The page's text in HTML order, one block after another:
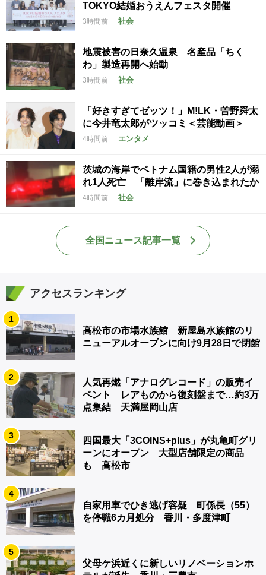
TOKYO結婚おうえんフェスタ開催
3時間前 社会
地震被害の日奈久温泉 名産品「ちく
わ」製造再開へ始動
3時間前 社会
「好きすぎてゼッツ！」M!LK・曽野舜太
に今井竜太郎がツッコミ＜芸能動画＞
4時間前 エンタメ
茨城の海岸でベトナム国籍の男性2人が溺
れ1人死亡 「離岸流」に巻き込まれたか
4時間前 社会
全国ニュース記事一覧
アクセスランキング
1
高松市の市場水族館 新屋島水族館のリ
ニューアルオープンに向け9月28日で閉館
2
人気再燃「アナログレコード」の販売イ
ベント レアものから復刻盤まで…約3万
点集結 天満屋岡山店
3
四国最大「3COINS+plus」が丸亀町グリ
ーンにオープン 大型店舗限定の商品
も 高松市
4
自家用車でひき逃げ容疑 町係長（55）
を停職6カ月処分 香川・多度津町
5
父母ケ浜近くに新しいリノベーションホ